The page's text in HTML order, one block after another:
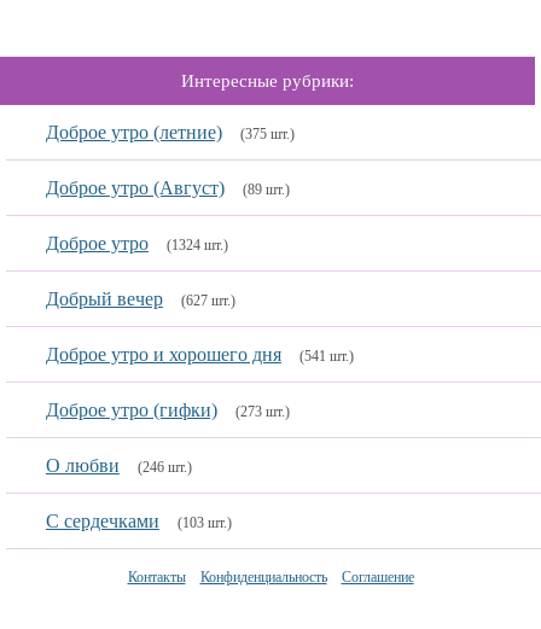
Интересные рубрики:
Доброе утро (летние) (375 шт.)
Доброе утро (Август) (89 шт.)
Доброе утро (1324 шт.)
Добрый вечер (627 шт.)
Доброе утро и хорошего дня (541 шт.)
Доброе утро (гифки) (273 шт.)
О любви (246 шт.)
С сердечками (103 шт.)
Контакты Конфиденциальность Соглашение